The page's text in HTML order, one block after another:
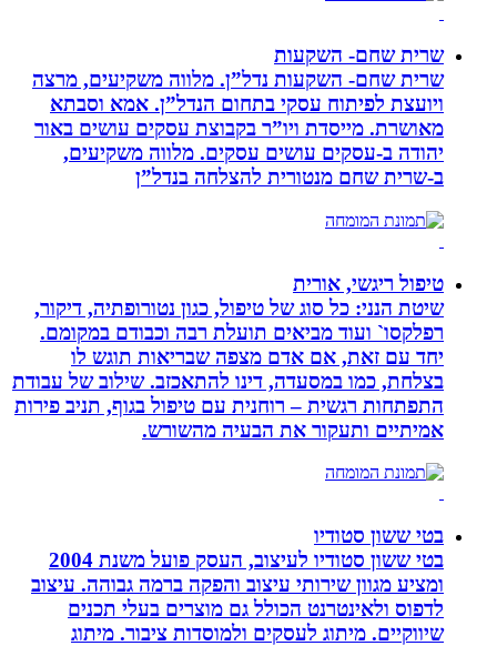
שרית שחם- השקעות
שרית שחם- השקעות נדל”ן. מלווה משקיעים, מרצה
ויועצת לפיתוח עסקי בתחום הנדל”ן. אמא וסבתא
מאושרת. ‏מייסדת ויו”ר בקבוצת עסקים עושים באור
יהודה‏ ב-‏עסקים עושים עסקים‏. ‏מלווה משקיעים,
ב-‏שרית שחם מנטורית להצלחה בנדל”ן‏
טיפול ריגשי, אורית
שיטת הנני: כל סוג של טיפול, כגון נטורופתיה, דיקור,
רפלקסו` ועוד מביאים תועלת רבה וכבודם במקומם.
יחד עם זאת, אם אדם מצפה שבריאות תוגש לו
בצלחת, כמו במסעדה, דינו להתאכזב. שילוב של עבודת
התפתחות רגשית – רוחנית עם טיפול בגוף, תניב פירות
אמיתיים ותעקור את הבעיה מהשורש.
בטי ששון סטודיו
בטי ששון סטודיו לעיצוב, העסק פועל משנת 2004
ומציע מגוון שירותי עיצוב והפקה ברמה גבוהה. עיצוב
לדפוס ולאינטרנט הכולל גם מוצרים בעלי תכנים
שיווקיים. מיתוג לעסקים ולמוסדות ציבור. מיתוג